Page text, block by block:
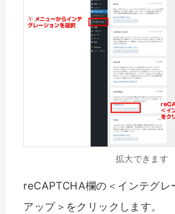
拡大できます
reCAPTCHA欄の＜インテグレ
アップ＞をクリックします。